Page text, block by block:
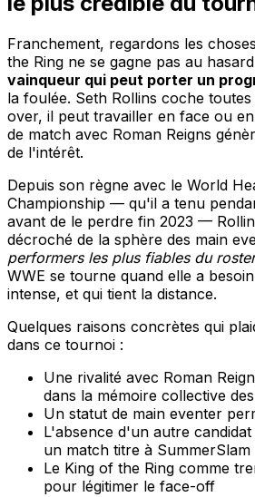
Franchement, regardons les
the Ring ne se gagne pas au
vainqueur qui peut porter un
la foulée. Seth Rollins coche toutes
over, il peut travailler en face ou
de match avec Roman Reigns
de l'intérêt.
Depuis son règne avec le World
Championship — qu'il a tenu
avant de le perdre fin 2023 —
décroché de la sphère des main
performers les plus fiables du roster
WWE se tourne quand elle a
intense, et qui tient la distance.
Quelques raisons concrètes qui
dans ce tournoi :
Une rivalité avec Roman
dans la mémoire collective
Un statut de main eventer
L'absence d'un autre
un match titre à SummerSlam
Le King of the Ring comme
pour légitimer le face-off